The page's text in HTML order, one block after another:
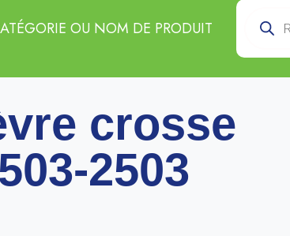
OU NOM DE PRODUIT
crosse
2503